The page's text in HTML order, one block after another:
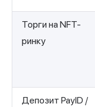
Торги на NFT-
ринку
Депозит PayID /